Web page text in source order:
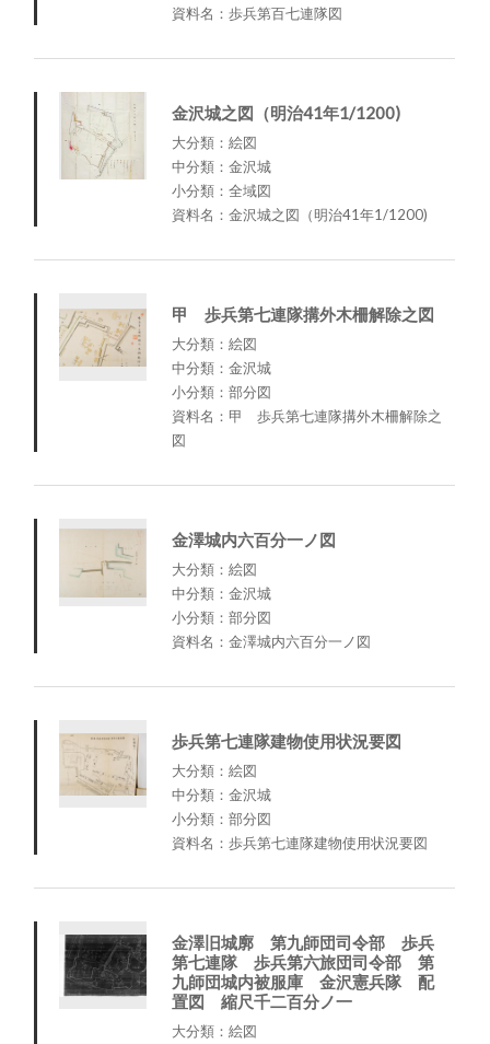
資料名：歩兵第百七連隊図
金沢城之図（明治41年1/1200)
大分類：絵図
中分類：金沢城
小分類：全域図
資料名：金沢城之図（明治41年1/1200)
甲 歩兵第七連隊搆外木柵解除之図
大分類：絵図
中分類：金沢城
小分類：部分図
資料名：甲 歩兵第七連隊搆外木柵解除之
図
金澤城内六百分一ノ図
大分類：絵図
中分類：金沢城
小分類：部分図
資料名：金澤城内六百分一ノ図
歩兵第七連隊建物使用状況要図
大分類：絵図
中分類：金沢城
小分類：部分図
資料名：歩兵第七連隊建物使用状況要図
金澤旧城廓 第九師団司令部 歩兵
第七連隊 歩兵第六旅団司令部 第
九師団城内被服庫 金沢憲兵隊 配
置図 縮尺千二百分ノ一
大分類：絵図